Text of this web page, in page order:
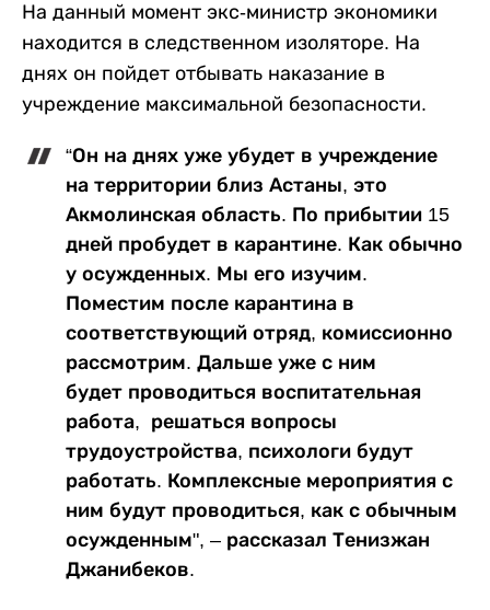
На данный момент экс-министр экономики
находится в следственном изоляторе. На
днях он пойдет отбывать наказание в
учреждение максимальной безопасности.
“Он на днях уже убудет в учреждение
на территории близ Астаны, это
Акмолинская область. По прибытии 15
дней пробудет в карантине. Как обычно
у осужденных. Мы его изучим.
Поместим после карантина в
соответствующий отряд, комиссионно
рассмотрим. Дальше уже с ним
будет проводиться воспитательная
работа, решаться вопросы
трудоустройства, психологи будут
работать. Комплексные мероприятия с
ним будут проводиться, как с обычным
осужденным", – рассказал Тенизжан
Джанибеков.